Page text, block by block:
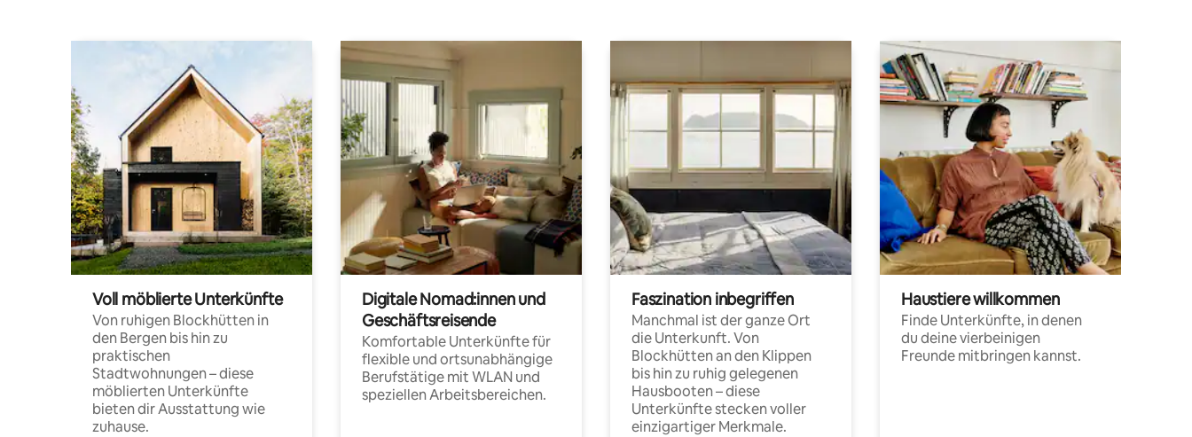
Voll möblierte Unterkünfte
Von ruhigen Blockhütten in
den Bergen bis hin zu
praktischen
Stadtwohnungen – diese
möblierten Unterkünfte
bieten dir Ausstattung wie
zuhause.
Digitale Nomad:innen und
Geschäftsreisende
Komfortable Unterkünfte für
flexible und ortsunabhängige
Berufstätige mit WLAN und
speziellen Arbeitsbereichen.
Faszination inbegriffen
Manchmal ist der ganze Ort
die Unterkunft. Von
Blockhütten an den Klippen
bis hin zu ruhig gelegenen
Hausbooten – diese
Unterkünfte stecken voller
einzigartiger Merkmale.
Haustiere willkommen
Finde Unterkünfte, in denen
du deine vierbeinigen
Freunde mitbringen kannst.